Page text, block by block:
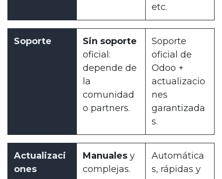
etc.
Soporte
Sin soporte
oficial:
depende de
la
comunidad
o partners.
Soporte
oficial de
Odoo +
actualizacio
nes
garantizada
s.
Actualizaci
ones
Manuales y
complejas.
Automática
s, rápidas y